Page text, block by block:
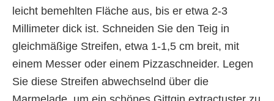
leicht bemehlten Fläche aus, bis er etwa 2-3
Millimeter dick ist. Schneiden Sie den Teig in
gleichmäßige Streifen, etwa 1-1,5 cm breit, mit
einem Messer oder einem Pizzaschneider. Legen
Sie diese Streifen abwechselnd über die